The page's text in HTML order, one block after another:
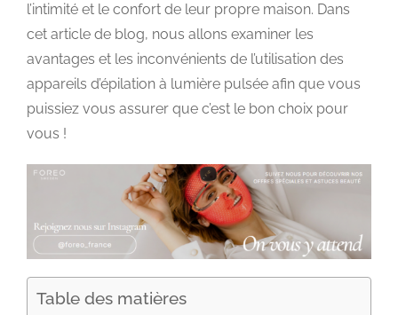
l’intimité et le confort de leur propre maison. Dans
cet article de blog, nous allons examiner les
avantages et les inconvénients de l’utilisation des
appareils d’épilation à lumière pulsée afin que vous
puissiez vous assurer que c’est le bon choix pour
vous !
Table des matières